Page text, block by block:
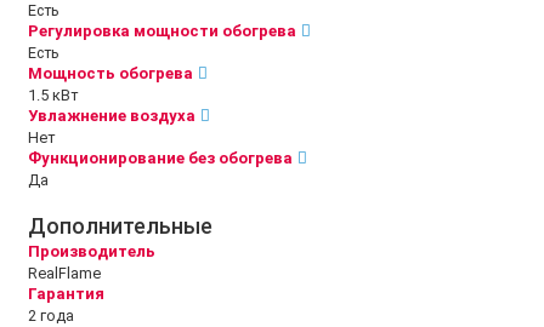
Есть
Регулировка мощности обогрева
Есть
Мощность обогрева
1.5 кВт
Увлажнение воздуха
Нет
Функционирование без обогрева
Да
Дополнительные
Производитель
RealFlame
Гарантия
2 года